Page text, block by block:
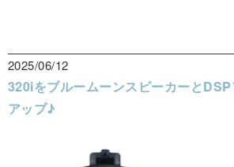
2025/06/12
320iをブルームーンスピーカーと
アップ♪